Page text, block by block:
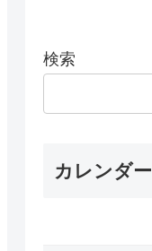
検索
カレンダー